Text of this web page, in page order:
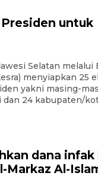
untuk
Selatan melalui
menyiapkan 25
yakni masing-
24 kabupaten/
dana infak
Markaz Al-